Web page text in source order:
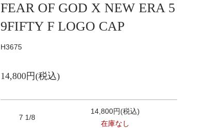
FEAR OF GOD X NEW ERA 5
9FIFTY F LOGO CAP
H3675
14,800円(税込)
7 1/8
14,800円(税込)
在庫なし